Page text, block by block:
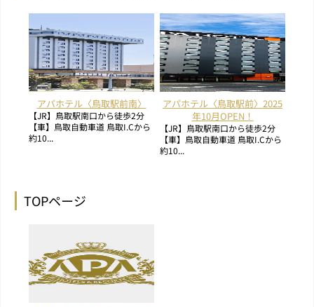
アパホテル〈鳥取駅前南〉
【JR】鳥取駅南口から徒歩2分
【車】鳥取自動車道 鳥取I.Cから
約10...
アパホテル〈鳥取駅前〉2025
年10月OPEN！
【JR】鳥取駅南口から徒歩2分
【車】鳥取自動車道 鳥取I.Cから
約10...
TOPページ